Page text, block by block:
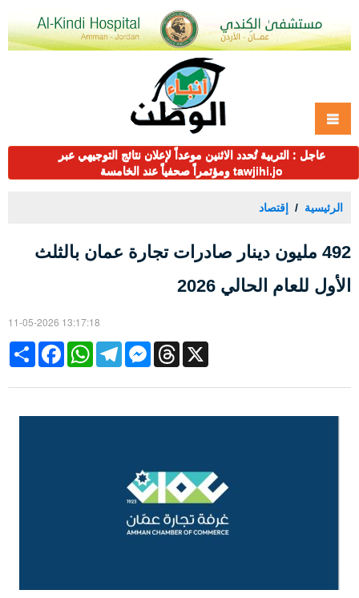
عاجل : التربية تُحدد الاثنين موعداً لإعلان نتائج التوجيهي عبر
tawjihi.jo ومؤتمراً صحفياً عند الخامسة
الرئيسية إقتصاد
492 مليون دينار صادرات تجارة عمان بالثلث
الأول للعام الحالي 2026
11-05-2026 13:17:18
Share
FacebookWhatsAppTelegramMessengerThreads X